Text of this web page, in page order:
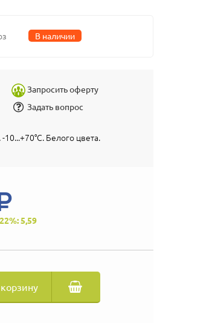
В наличии
Запросить оферту
Задать вопрос
Белого цвета.
5,59